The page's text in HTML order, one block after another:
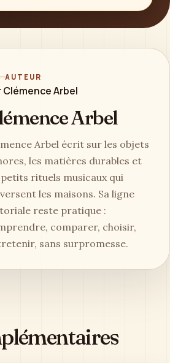
AUTEUR
Clémence Arbel
Arbel
Arbel écrit sur les objets
les matières durables et
rituels musicaux qui
les maisons. Sa ligne
reste pratique :
comparer, choisir,
sans surpromesse.